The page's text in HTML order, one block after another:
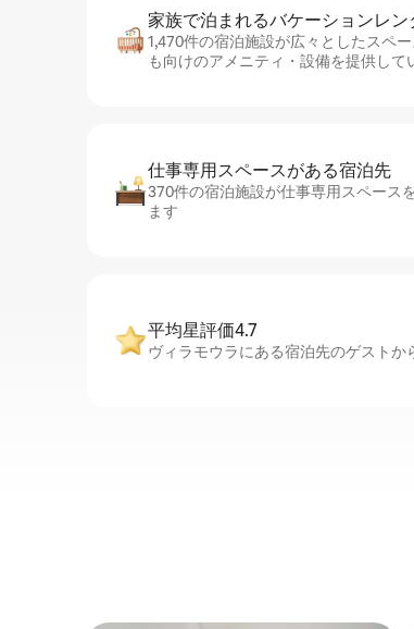
家族で泊まれるバ⁠ケ⁠ー⁠シ⁠ョ⁠ンレ⁠ン⁠
1,470件の宿泊施設が広々としたスペ
も向けのアメニティ・設備を提供して
仕事専用ス⁠ペ⁠ー⁠スがあ⁠る宿⁠泊⁠先
370件の宿泊施設が仕事専用スペース
ます
平均星評価4.7
ヴィラモウラにある宿泊先のゲスト